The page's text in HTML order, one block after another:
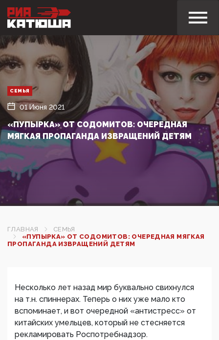
СЕМЬЯ
01 Июня 2021
«ПУПЫРКА» ОТ СОДОМИТОВ: ОЧЕРЕДНАЯ
МЯГКАЯ ПРОПАГАНДА ИЗВРАЩЕНИЙ ДЕТЯМ
ГЛАВНАЯ
СЕМЬЯ
«ПУПЫРКА» ОТ СОДОМИТОВ: ОЧЕРЕДНАЯ МЯГКАЯ
ПРОПАГАНДА ИЗВРАЩЕНИЙ ДЕТЯМ
Несколько лет назад мир буквально свихнулся
на т.н. спиннерах. Теперь о них уже мало кто
вспоминает, и вот очередной «антистресс» от
китайских умельцев, который не стесняется
рекламировать Роспотребнадзор.